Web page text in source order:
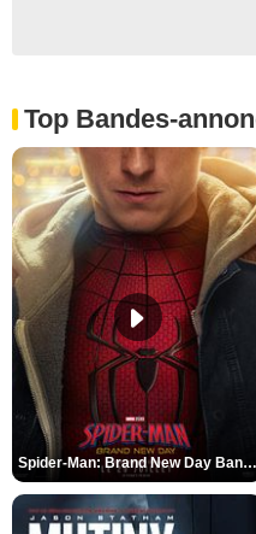
Top Bandes-
Spider-Man: Brand New Day Bande-annonce VO STFR